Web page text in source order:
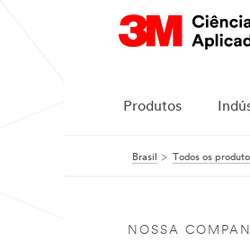
Produtos
Brasil Todos os
NOSSA